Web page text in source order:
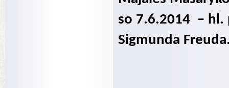
so 7.6.2014 – hl.
Sigmunda